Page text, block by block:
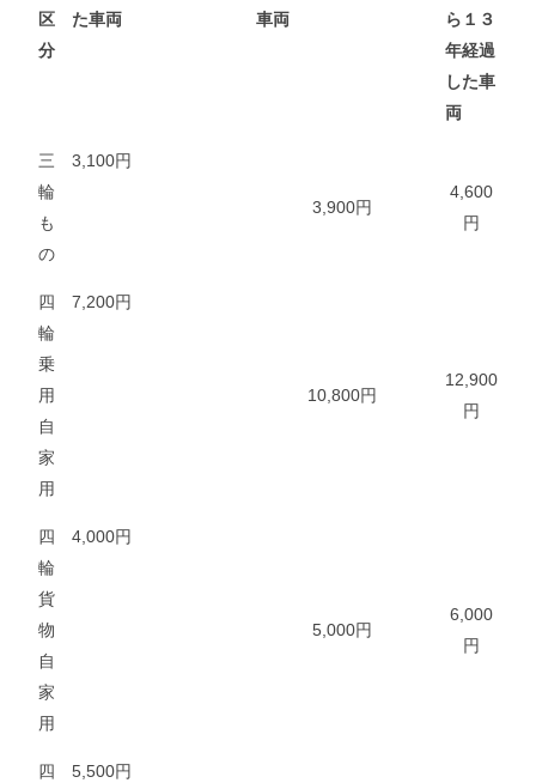
区
分
た車両
車両
ら１３
年経過
した車
両
三
輪
も
の
3,100円
3,900円
4,600
円
四
輪
乗
用
自
家
用
7,200円
10,800円
12,900
円
四
輪
貨
物
自
家
用
4,000円
5,000円
6,000
円
四
5,500円